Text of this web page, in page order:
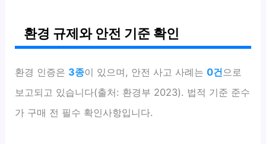
환경 규제와 안전 기준 확인
환경 인증은 3종이 있으며, 안전 사고 사례는0건으로
보고되고 있습니다(출처: 환경부 2023). 법적 기준 준수
가 구매 전 필수 확인사항입니다.